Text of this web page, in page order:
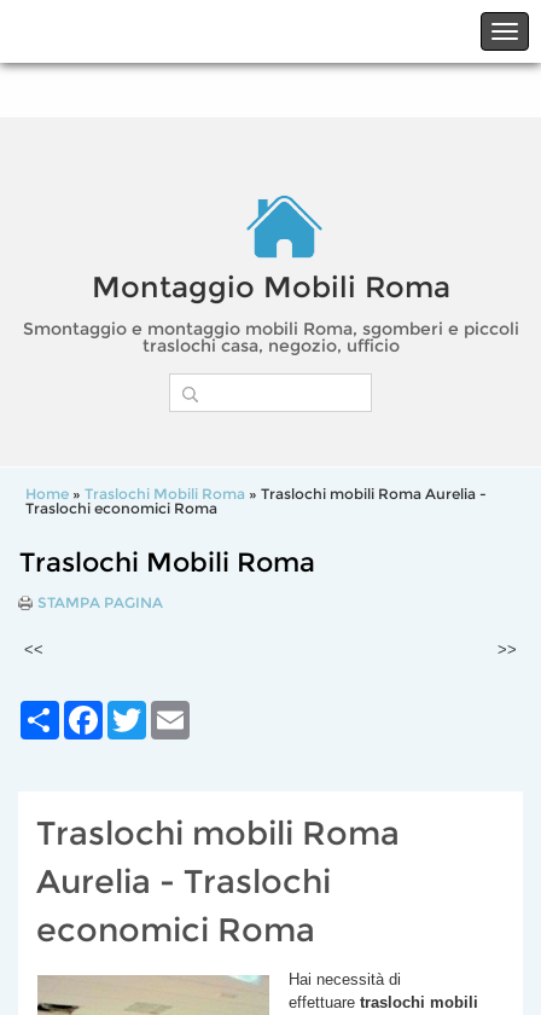
Montaggio Mobili Roma
Smontaggio e montaggio mobili Roma, sgomberi e piccoli
traslochi casa, negozio, ufficio
Home » Traslochi Mobili Roma » Traslochi mobili Roma Aurelia -
Traslochi economici Roma
Traslochi Mobili Roma
STAMPA PAGINA
<< >>
Share FacebookTwitter
Traslochi mobili Roma
Aurelia - Traslochi
economici Roma
Hai necessità di
effettuare traslochi mobili